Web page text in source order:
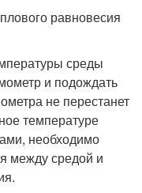
равновесия
среды
и подождать
не перестанет
температуре
необходимо
между средой и